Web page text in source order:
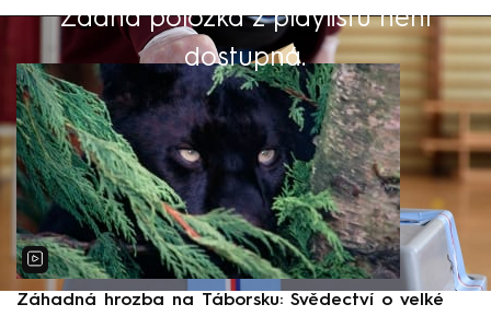
Žádná položka z playlistu není
dostupná.
Výběr redakce
Záhadná hrozba na Táborsku: Svědectví o velké